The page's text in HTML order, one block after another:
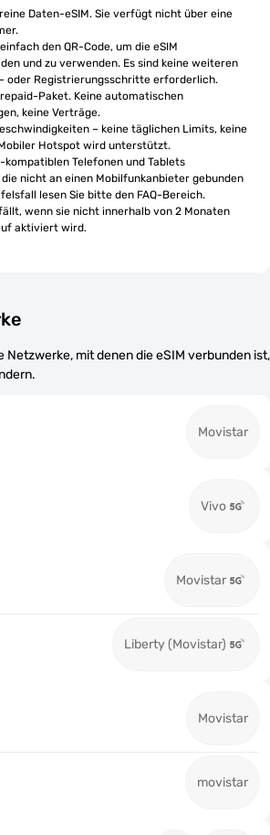
Daten-eSIM. Sie verfügt nicht über eine
den QR-Code, um die eSIM
und zu verwenden. Es sind keine weiteren
oder Registrierungsschritte erforderlich.
Paket. Keine automatischen
keine Verträge.
– keine täglichen Limits, keine
Hotspot wird unterstützt.
kompatiblen Telefonen und Tablets
nicht an einen Mobilfunkanbieter gebunden
lesen Sie bitte den FAQ-Bereich.
wenn sie nicht innerhalb von 2 Monaten
aktiviert wird.
Netzwerke, mit denen die eSIM verbunden ist,
Movistar
Vivo
Movistar
Liberty (Movistar)
Movistar
movistar